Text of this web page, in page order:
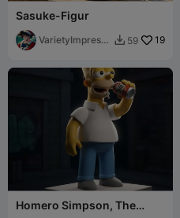
Sasuke-Figur
VarietyImpressi  59 19
Homero Simpson, The